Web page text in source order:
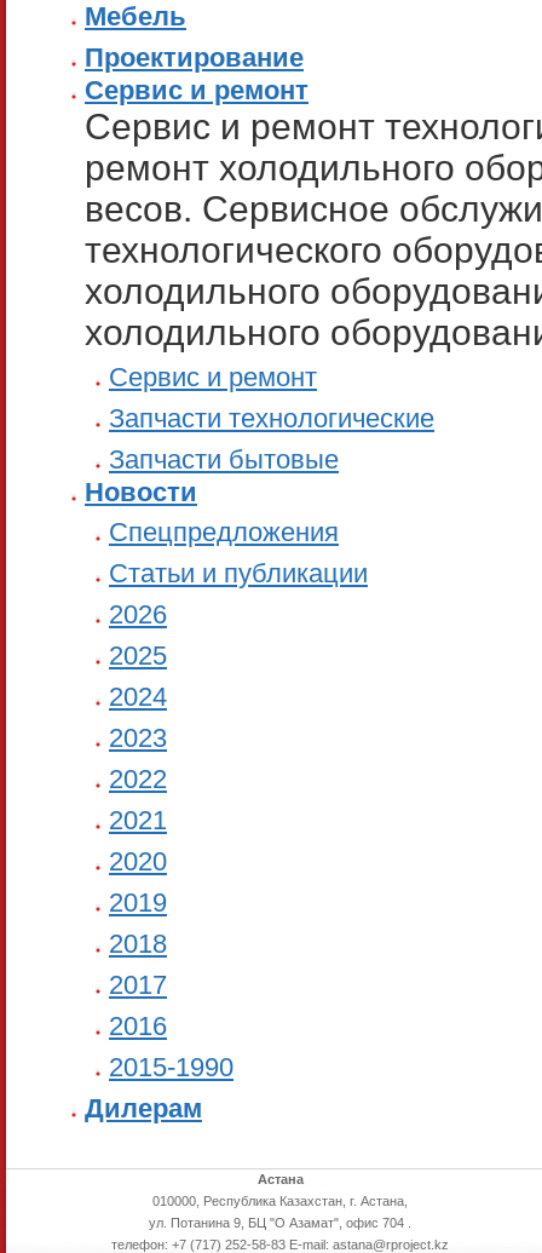
Мебель
Проектирование
Сервис и ремонт
Сервис и ремонт
ремонт холодильного
весов. Сервисное
технологического
холодильного
холодильного
Сервис и ремонт
Запчасти технологические
Запчасти бытовые
Новости
Спецпредложения
Статьи и публикации
2026
2025
2024
2023
2022
2021
2020
2019
2018
2017
2016
2015-1990
Дилерам
Астана
010000, Республика Казахстан, г. Астана,
ул. Потанина 9, БЦ "О Азамат", офис 704 .
телефон: +7 (717) 252-58-83 E-mail: astana@rproject.kz